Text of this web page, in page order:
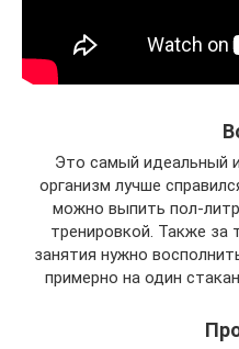
Это самый идеальный
организм лучше
можно выпить пол-
тренировкой. Также за
занятия нужно
примерно на один